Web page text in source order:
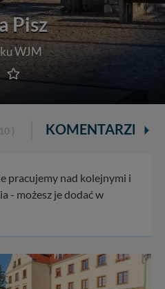
Pisz
WJM
) KOMENTARZE ( 6 )
pracujemy nad kolejnymi i
- możesz je dodać w